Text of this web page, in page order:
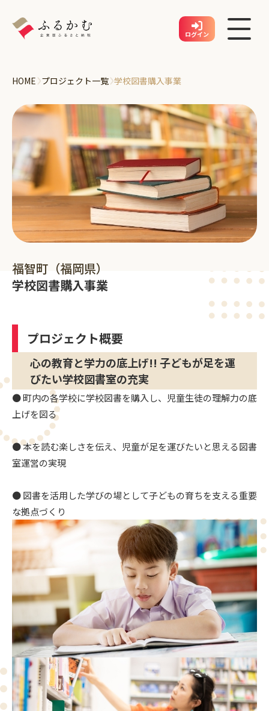
ログイン
企業登録
地方公共団体を探す
プロジェクトを探す
利用方法
お問い合わせ
HOME ›プロジェクト一覧›学校図書購入事業
福智町（福岡県）
学校図書購入事業
プロジェクト概要
心の教育と学力の底上げ!! 子どもが足を運
びたい学校図書室の充実
● 町内の各学校に学校図書を購入し、児童生徒の理解力の底
上げを図る
● 本を読む楽しさを伝え、児童が足を運びたいと思える図書
室運営の実現
● 図書を活用した学びの場として子どもの育ちを支える重要
な拠点づくり
企業アカウント登録
企業アカウント登録
アカウントをお持ちの方は